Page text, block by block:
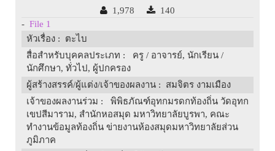
1,978
140
- File 1
หัวเรื่อง : ตะไบ
สื่อสำหรับบุคคลประเภท : ครู / อาจารย์, นักเรียน /
นักศึกษา, ทั่วไป, ผู้ปกครอง
ผู้สร้างสรรค์/ผู้แต่ง/เจ้าของผลงาน : สมจิตร งามเมือง
เจ้าของผลงานร่วม : พิพิธภัณฑ์อุทกมรดกท้องถิ่น วัดอุทก
เขปสีมาราม, สำนักหอสมุด มหาวิทยาลัยบูรพา, คณะ
ทำงานข้อมูลท้องถิ่น ข่ายงานห้องสมุดมหาวิทยาลัยส่วน
ภูมิภาค